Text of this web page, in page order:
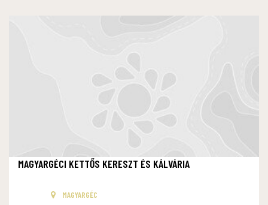
MAGYARGÉCI KETTŐS KERESZT ÉS KÁLVÁRIA
MAGYARGÉC